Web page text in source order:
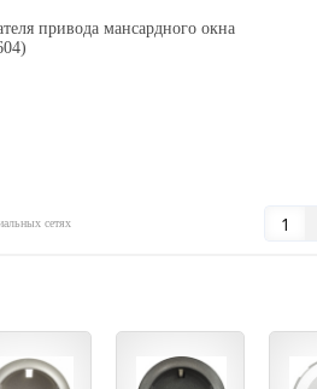
привода мансардного окна
сетях